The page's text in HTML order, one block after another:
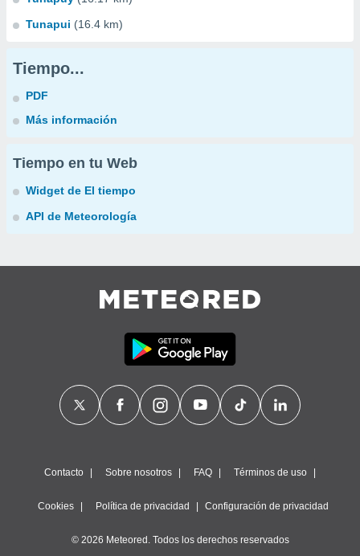
Tunapui (16.4 km)
Tiempo...
PDF
Más información
Tiempo en tu Web
Widget de El tiempo
API de Meteorología
Contacto Sobre nosotros FAQ Términos de uso
Cookies Política de privacidad Configuración de privacidad
© 2026 Meteored. Todos los derechos reservados